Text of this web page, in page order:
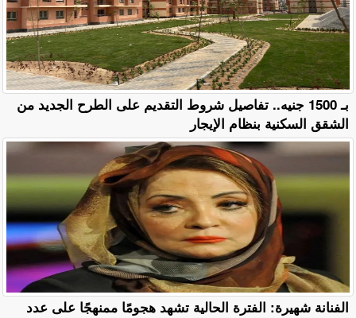
بـ 1500 جنيه.. تفاصيل شروط التقديم على الطرح الجديد من
الشقق السكنية بنظام الإيجار
الفنانة شهيرة: الفترة الحالية تشهد هجومًا ممنهجًا على عدد